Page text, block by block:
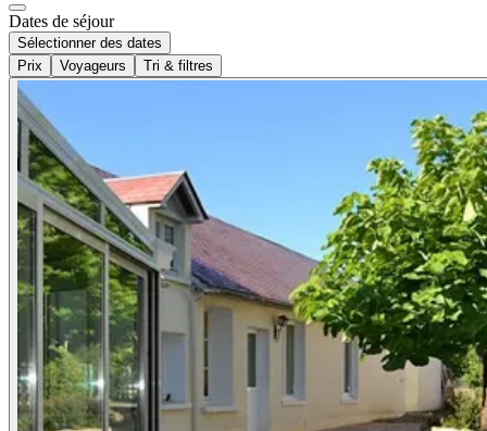
Dates de séjour
Sélectionner des dates
Prix
Voyageurs Tri & filtres